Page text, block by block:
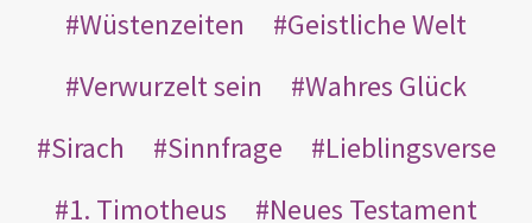
Wüstenzeiten
Geistliche Welt
Verwurzelt sein
Wahres Glück
Sirach
Sinnfrage
Lieblingsverse
1. Timotheus
Neues Testament